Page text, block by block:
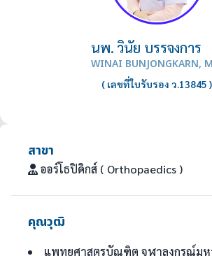
นพ. วินัย บรรจงการ
WINAI BUNJONGKARN,
( เลขที่ใบรับรอง ว.13845 )
สาขา
ออร์โธปิดิกส์ ( Orthopaedics )
คุณวุฒิ
แพทยศาสตรบัณฑิต จุฬาลงกรณ์มห